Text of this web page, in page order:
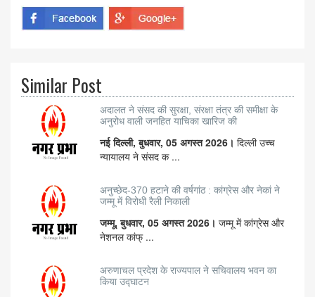
Similar Post
अदालत ने संसद की सुरक्षा, संरक्षा तंत्र की समीक्षा के
अनुरोध वाली जनहित याचिका खारिज की
नई दिल्ली, बुधवार, 05 अगस्त 2026। दिल्ली उच्च
न्यायालय ने संसद क ...
अनुच्छेद-370 हटाने की वर्षगांठ : कांग्रेस और नेकां ने
जम्मू में विरोधी रैली निकाली
जम्मू, बुधवार, 05 अगस्त 2026। जम्मू में कांग्रेस और
नेशनल कांफ् ...
अरुणाचल प्रदेश के राज्यपाल ने सचिवालय भवन का
किया उद्घाटन